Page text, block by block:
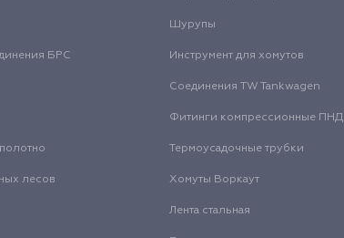
Шурупы
БРС Инструмент для хомутов
Соединения TW Tankwagen
Фитинги компрессионные ПНД
Термоусадочные трубки
лесов Хомуты Воркаут
Лента стальная